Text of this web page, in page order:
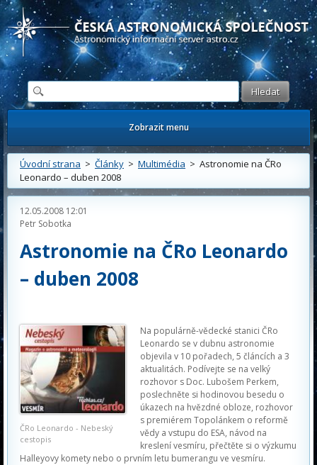
Česká astronomická společnost - Informační astronomický server
Zobrazit menu
Úvodní strana > Články > Multimédia > Astronomie na ČRo
Leonardo – duben 2008
12.05.2008 12:01
Petr Sobotka
Astronomie na ČRo Leonardo
– duben 2008
ČRo Leonardo - Nebeský
cestopis
Na populárně-vědecké stanici ČRo
Leonardo se v dubnu astronomie
objevila v 10 pořadech, 5 článcích a 3
aktualitách. Podívejte se na velký
rozhovor s Doc. Lubošem Perkem,
poslechněte si hodinovou besedu o
úkazech na hvězdné obloze, rozhovor
s premiérem Topolánkem o reformě
vědy a vstupu do ESA, návod na
kreslení vesmíru, přečtěte si o výzkumu
Halleyovy komety nebo o prvním letu bumerangu ve vesmíru.